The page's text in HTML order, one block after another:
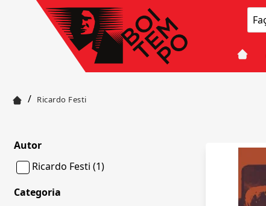
/ Ricardo Festi
Autor
Ricardo Festi (1)
Categoria